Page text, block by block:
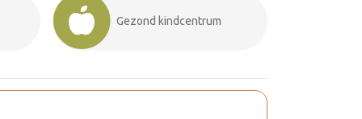
Gezond kindcentrum